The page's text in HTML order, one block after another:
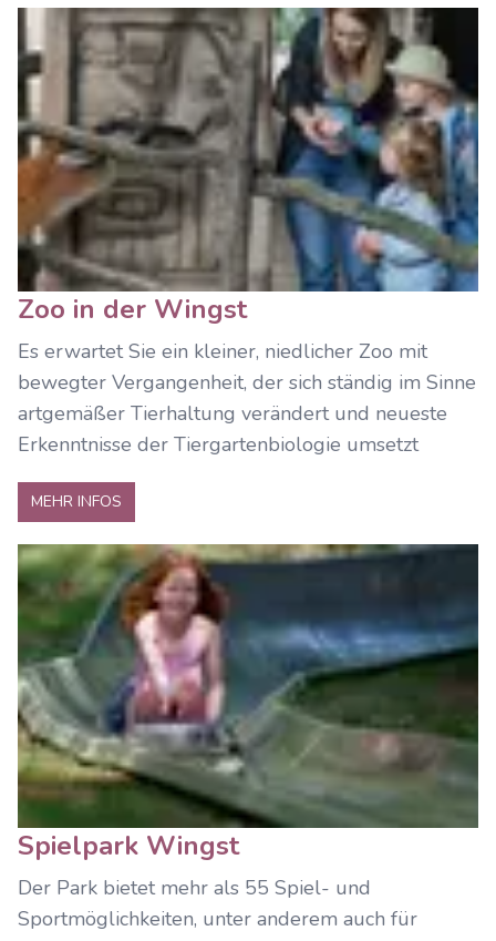
Zoo in der Wingst
Es erwartet Sie ein kleiner, niedlicher Zoo mit
bewegter Vergangenheit, der sich ständig im Sinne
artgemäßer Tierhaltung verändert und neueste
Erkenntnisse der Tiergartenbiologie umsetzt
MEHR INFOS
Spielpark Wingst
Der Park bietet mehr als 55 Spiel- und
Sportmöglichkeiten, unter anderem auch für